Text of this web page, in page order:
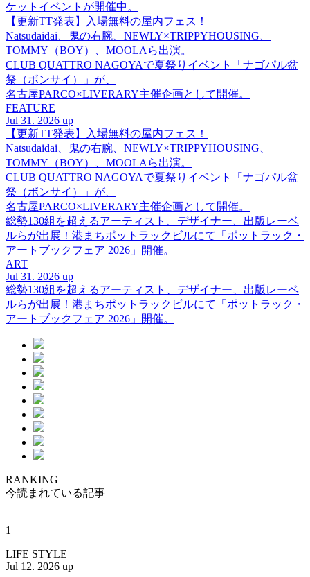
ケットイベントが開催中。
【更新TT発表】入場無料の屋内フェス！
Natsudaidai、鬼の右腕、NEWLY×TRIPPYHOUSING、
TOMMY（BOY）、MOOLAら出演。
CLUB QUATTRO NAGOYAで夏祭りイベント「ナゴパル盆
祭（ボンサイ）」が、
名古屋PARCO×LIVERARY主催企画として開催。
FEATURE
Jul 31. 2026 up
【更新TT発表】入場無料の屋内フェス！
Natsudaidai、鬼の右腕、NEWLY×TRIPPYHOUSING、
TOMMY（BOY）、MOOLAら出演。
CLUB QUATTRO NAGOYAで夏祭りイベント「ナゴパル盆
祭（ボンサイ）」が、
名古屋PARCO×LIVERARY主催企画として開催。
総勢130組を超えるアーティスト、デザイナー、出版レーベ
ルらが出展！港まちポットラックビルにて「ポットラック・
アートブックフェア 2026」開催。
ART
Jul 31. 2026 up
総勢130組を超えるアーティスト、デザイナー、出版レーベ
ルらが出展！港まちポットラックビルにて「ポットラック・
アートブックフェア 2026」開催。
RANKING
今読まれている記事
1
LIFE STYLE
Jul 12. 2026 up